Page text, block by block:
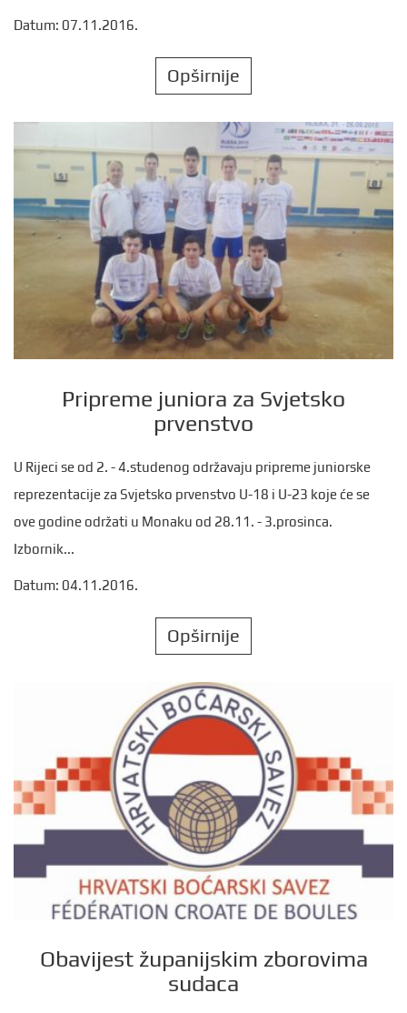
Datum: 07.11.2016.
Opširnije
Pripreme juniora za Svjetsko
prvenstvo
U Rijeci se od 2. - 4.studenog održavaju pripreme juniorske
reprezentacije za Svjetsko prvenstvo U-18 i U-23 koje će se
ove godine održati u Monaku od 28.11. - 3.prosinca.
Izbornik...
Datum: 04.11.2016.
Opširnije
Obavijest županijskim zborovima
sudaca